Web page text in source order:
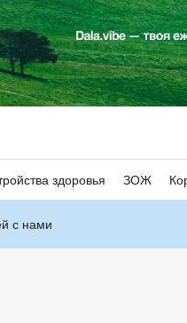
здоровья ЗОЖ
с нами